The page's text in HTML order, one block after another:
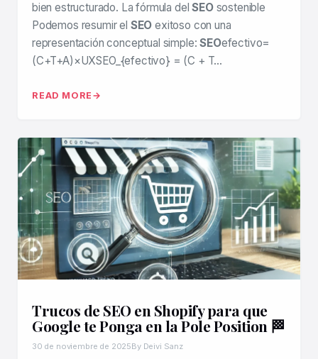
bien estructurado. La fórmula delSEOsostenible
Podemos resumir el SEO exitoso con una
representación conceptual simple:SEOefectivo=
(C+T+A)×UXSEO_{efectivo} = (C + T…
READ MORE
Trucos de SEO en Shopify para que
Google te Ponga en la Pole Position 🏁
30 de noviembre de 2025By Deivi Sanz